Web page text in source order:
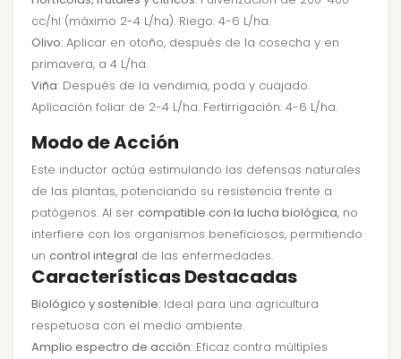
cc/hl (máximo 2-4 L/ha). Riego: 4-6 L/ha.
Olivo: Aplicar en otoño, después de la cosecha y en
primavera, a 4 L/ha.
Viña: Después de la vendimia, poda y cuajado.
Aplicación foliar de 2-4 L/ha. Fertirrigación: 4-6 L/ha.
Modo de Acción
Este inductor actúa estimulando las defensas naturales
de las plantas, potenciando su resistencia frente a
patógenos. Al ser compatible con la lucha biológica, no
interfiere con los organismos beneficiosos, permitiendo
un control integral de las enfermedades.
Características Destacadas
Biológico y sostenible: Ideal para una agricultura
respetuosa con el medio ambiente.
Amplio espectro de acción: Eficaz contra múltiples